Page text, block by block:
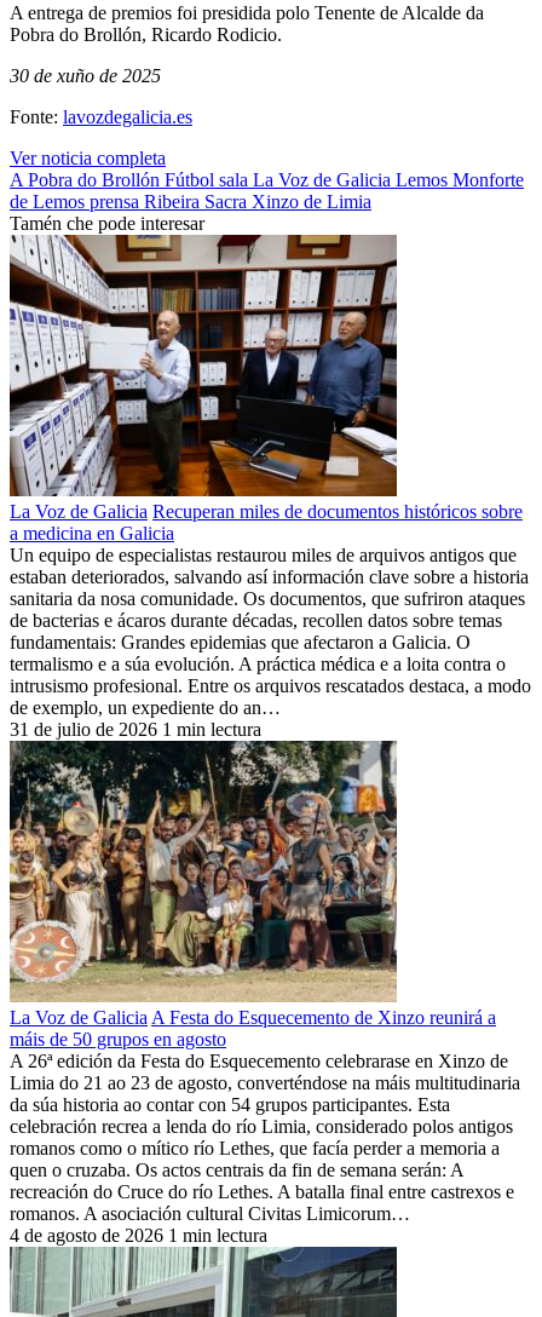
A entrega de premios foi presidida polo Tenente de Alcalde da
Pobra do Brollón, Ricardo Rodicio.
30 de xuño de 2025
Fonte: lavozdegalicia.es
Ver noticia completa
A Pobra do Brollón Fútbol sala La Voz de Galicia Lemos Monforte
de Lemos prensa Ribeira Sacra Xinzo de Limia
Tamén che pode interesar
La Voz de Galicia Recuperan miles de documentos históricos sobre
a medicina en Galicia
Un equipo de especialistas restaurou miles de arquivos antigos que
estaban deteriorados, salvando así información clave sobre a historia
sanitaria da nosa comunidade. Os documentos, que sufriron ataques
de bacterias e ácaros durante décadas, recollen datos sobre temas
fundamentais: Grandes epidemias que afectaron a Galicia. O
termalismo e a súa evolución. A práctica médica e a loita contra o
intrusismo profesional. Entre os arquivos rescatados destaca, a modo
de exemplo, un expediente do an…
31 de julio de 2026 1 min lectura
La Voz de Galicia A Festa do Esquecemento de Xinzo reunirá a
máis de 50 grupos en agosto
A 26ª edición da Festa do Esquecemento celebrarase en Xinzo de
Limia do 21 ao 23 de agosto, converténdose na máis multitudinaria
da súa historia ao contar con 54 grupos participantes. Esta
celebración recrea a lenda do río Limia, considerado polos antigos
romanos como o mítico río Lethes, que facía perder a memoria a
quen o cruzaba. Os actos centrais da fin de semana serán: A
recreación do Cruce do río Lethes. A batalla final entre castrexos e
romanos. A asociación cultural Civitas Limicorum…
4 de agosto de 2026 1 min lectura